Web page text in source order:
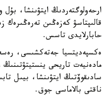
ارحەولوگتەردىڭ ايتۋىنشا، بۇل
قالىپتاسۋ كەزەڭىن
حابارلايدى تاسس.
ەكسپەديتسيا جەتەكشىسى،
مادەنيەت تاريحى
سادىقوۆتىڭ ايتۋىنشا، بيىل
ناقتى بالاماسى جوق.